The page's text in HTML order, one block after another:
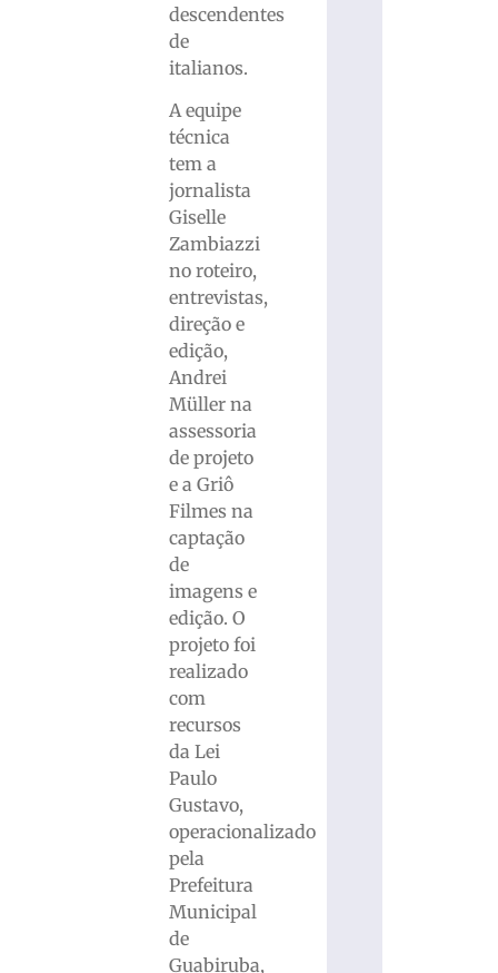
descendentes
de
italianos.
A equipe
técnica
tem a
jornalista
Giselle
Zambiazzi
no roteiro,
entrevistas,
direção e
edição,
Andrei
Müller na
assessoria
de projeto
e a Griô
Filmes na
captação
de
imagens e
edição. O
projeto foi
realizado
com
recursos
da Lei
Paulo
Gustavo,
operacionalizado
pela
Prefeitura
Municipal
de
Guabiruba,